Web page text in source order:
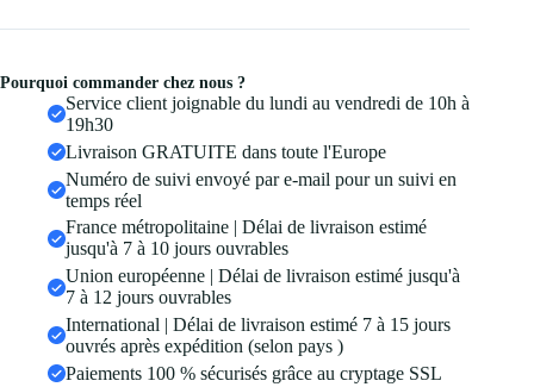
Pourquoi commander chez nous ?
Service client joignable du lundi au vendredi de 10h à
19h30
Livraison GRATUITE dans toute l'Europe
Numéro de suivi envoyé par e-mail pour un suivi en
temps réel
France métropolitaine | Délai de livraison estimé
jusqu'à 7 à 10 jours ouvrables
Union européenne | Délai de livraison estimé jusqu'à
7 à 12 jours ouvrables
International | Délai de livraison estimé 7 à 15 jours
ouvrés après expédition (selon pays )
Paiements 100 % sécurisés grâce au cryptage SSL